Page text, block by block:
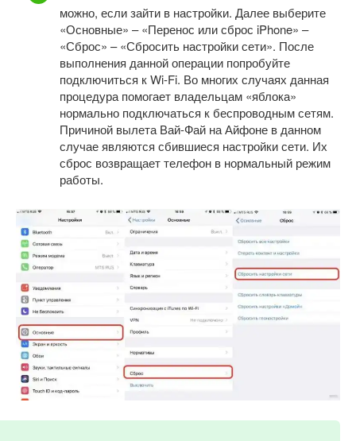
можно, если зайти в настройки. Далее выберите
«Основные» – «Перенос или сброс iPhone» –
«Сброс» – «Сбросить настройки сети». После
выполнения данной операции попробуйте
подключиться к Wi-Fi. Во многих случаях данная
процедура помогает владельцам «яблока»
нормально подключаться к беспроводным сетям.
Причиной вылета Вай-Фай на Айфоне в данном
случае являются сбившиеся настройки сети. Их
сброс возвращает телефон в нормальный режим
работы.